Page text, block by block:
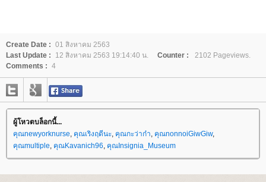
Create Date : 01 สิงหาคม 2563
Last Update :
12 สิงหาคม 2563 19:14:40 น. Counter :
2102 Pageviews.
Comments : 4
ผู้โหวตบล็อกนี้...
คุณnewyorknurse, คุณเริงฤดีนะ, คุณกะว่าก๋า, คุณnonnoiGiwGiw,
คุณmultiple, คุณKavanich96, คุณInsignia_Museum